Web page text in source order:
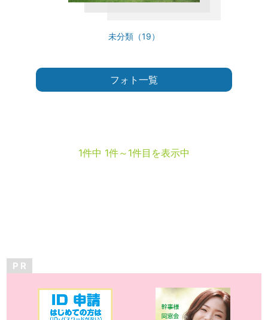
未分類（19）
フォト一覧
1件中 1件～1件目を表示中
P R